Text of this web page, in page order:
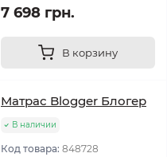
7 698 грн.
В корзину
Матрас Blogger Блогер
В наличии
Код товара: 848728